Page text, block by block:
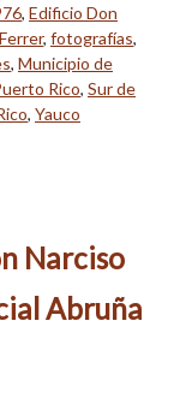
, Edificio Don
, fotografías,
, Municipio de
Rico, Sur de
, Yauco
Narciso
Abruña